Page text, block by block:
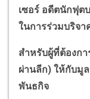
เซอร์ อดีตนักฟุต
ในการร่วมบริจ
สำหรับผู้ที่ต้องก
ผ่านลีก) ให้กับมู
พันธกิจ